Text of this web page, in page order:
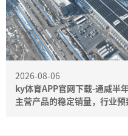
2026-08-06
ky体育APP官网下载-通威半
主营产品的稳定销量，行业预